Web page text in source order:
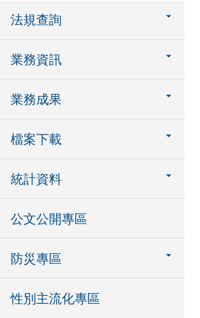
法規查詢
業務資訊
業務成果
檔案下載
統計資料
公文公開專區
防災專區
性別主流化專區